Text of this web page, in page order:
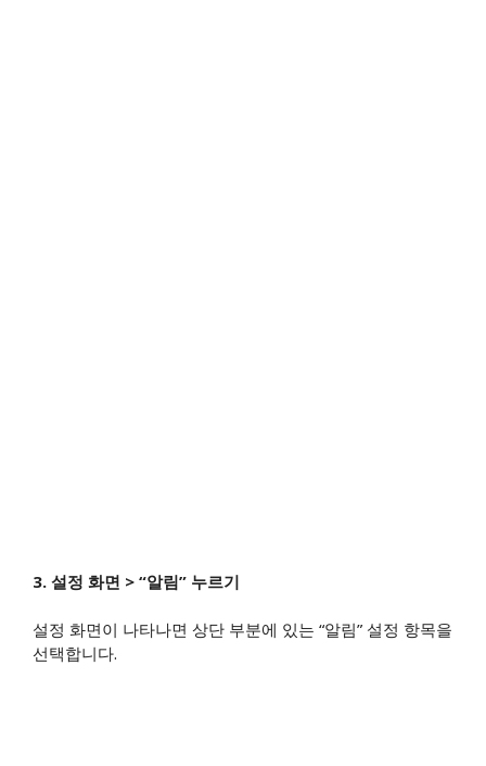
3. 설정 화면 > “알림” 누르기
설정 화면이 나타나면 상단 부분에 있는 “알림” 설정 항목을
선택합니다.